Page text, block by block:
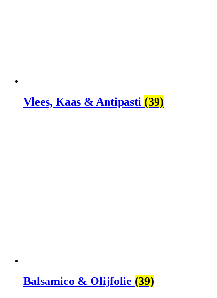
Vlees, Kaas & Antipasti (39)
Balsamico & Olijfolie (39)